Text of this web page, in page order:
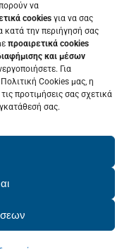
να
cookies για να σας
κατά την περιήγησή σας
προαιρετικά cookies
και μέσων
Για
Cookies μας, η
προτιμήσεις σας σχετικά
σας.
| PatrasIQ